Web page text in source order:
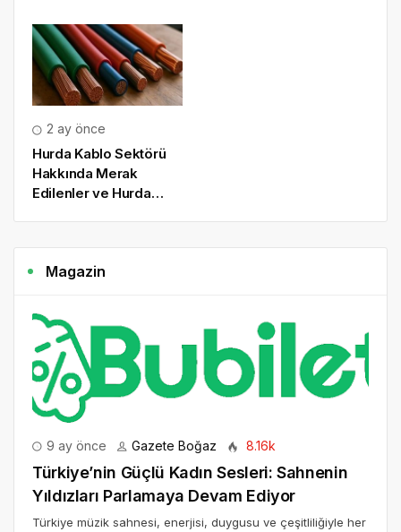
Güçlendiriyor
2 ay önce
Hurda Kablo Sektörü
Hakkında Merak
Edilenler ve Hurda
Magazin
9 ay önce Gazete Boğaz 8.16k
Türkiye’nin Güçlü Kadın Sesleri: Sahnenin
Yıldızları Parlamaya Devam Ediyor
Türkiye müzik sahnesi, enerjisi, duygusu ve çeşitliliğiyle her